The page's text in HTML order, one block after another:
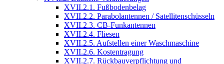
XVII.2.1. Fußbodenbelag
XVII.2.2. Parabolantennen / Satellitenschüsseln
XVII.2.3. CB-Funkantennen
XVII.2.4. Fliesen
XVII.2.5. Aufstellen einer Waschmaschine
XVII.2.6. Kostentragung
XVII.2.7. Rückbauverpflichtung und